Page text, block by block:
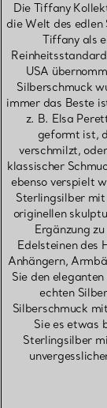
Die Tiffany
die Welt des edlen
Tiffany als
USA
Silberschmuck
immer das Beste
z. B. Elsa
geformt ist,
verschmilzt,
klassischer
ebenso verspielt
Sterlingsilber
originellen
Ergänzung
Edelsteinen des
Anhängern,
Sie den
echten
Silberschmuck
Sie es etwas
Sterlingsilber